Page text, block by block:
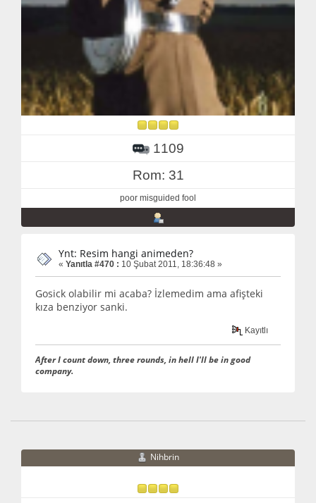
1109
Rom: 31
poor misguided fool
Ynt: Resim hangi animeden?
« Yanıtla #470 : 10 Şubat 2011, 18:36:48 »
Gosick olabilir mi acaba? İzlemedim ama afişteki
kıza benziyor sanki.
Kayıtlı
After I count down, three rounds, in hell I'll be in good
company.
Nihbrin